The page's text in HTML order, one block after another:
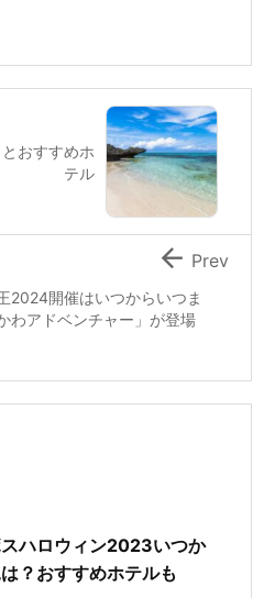
おすすめホ
テル
2024開催はいつからいつま
わアドベンチャー」が登場
 Prev
ハロウィン2023いつか
？おすすめホテルも